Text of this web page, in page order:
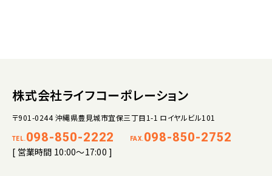
株式会社ライフコーポレーション
〒901-0244 沖縄県豊見城市宜保三丁目1-1 ロイヤルビル101
TEL. 098-850-2222 FAX. 098-850-2752
[ 営業時間 10:00～17:00 ]